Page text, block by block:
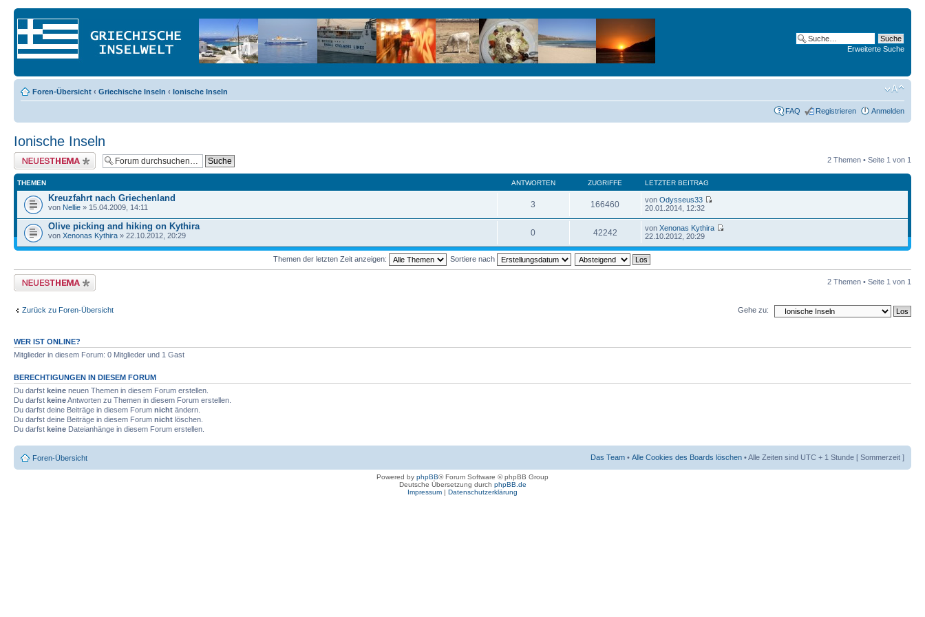
Erweiterte Suche
Foren-Übersicht ‹ Griechische Inseln ‹ Ionische Inseln
FAQ Registrieren Anmelden
Ionische Inseln
Neues Thema erstellen 2 Themen • Seite 1 von 1
THEMEN ANTWORTEN ZUGRIFFE LETZTER BEITRAG
Kreuzfahrt nach Griechenland
von Nellie » 15.04.2009, 14:11 3 166460 vonOdysseus33
20.01.2014, 12:32
Olive picking and hiking on Kythira
von Xenonas Kythira » 22.10.2012, 20:29 0 42242 vonXenonas Kythira
22.10.2012, 20:29
Themen der letzten Zeit anzeigen: Sortiere nach
Neues Thema erstellen 2 Themen • Seite 1 von 1
Zurück zu Foren-Übersicht Gehe zu:
WER IST ONLINE?
Mitglieder in diesem Forum: 0 Mitglieder und 1 Gast
BERECHTIGUNGEN IN DIESEM FORUM
Du darfst keine neuen Themen in diesem Forum erstellen.
Du darfst keineAntworten zu Themen in diesem Forum erstellen.
Du darfst deine Beiträge in diesem Forum nicht ändern.
Du darfst deine Beiträge in diesem Forum nicht löschen.
Du darfst keine Dateianhänge in diesem Forum erstellen.
Foren-Übersicht Das Team • Alle Cookies des Boards löschen • Alle Zeiten sind UTC + 1 Stunde [ Sommerzeit ]
Powered by phpBB® Forum Software © phpBB Group
Deutsche Übersetzung durch phpBB.de
Impressum | Datenschutzerklärung